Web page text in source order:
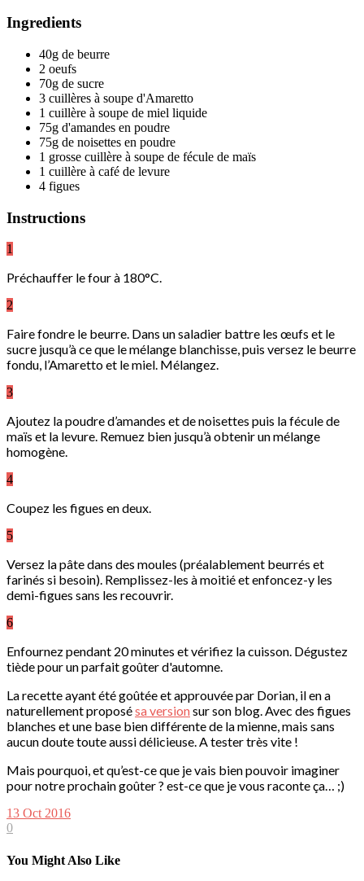
Ingredients
40g de beurre
2 oeufs
70g de sucre
3 cuillères à soupe d'Amaretto
1 cuillère à soupe de miel liquide
75g d'amandes en poudre
75g de noisettes en poudre
1 grosse cuillère à soupe de fécule de maïs
1 cuillère à café de levure
4 figues
Instructions
1
Préchauffer le four à 180°C.
2
Faire fondre le beurre. Dans un saladier battre les œufs et le
sucre jusqu’à ce que le mélange blanchisse, puis versez le beurre
fondu, l’Amaretto et le miel. Mélangez.
3
Ajoutez la poudre d’amandes et de noisettes puis la fécule de
maïs et la levure. Remuez bien jusqu’à obtenir un mélange
homogène.
4
Coupez les figues en deux.
5
Versez la pâte dans des moules (préalablement beurrés et
farinés si besoin). Remplissez-les à moitié et enfoncez-y les
demi-figues sans les recouvrir.
6
Enfournez pendant 20 minutes et vérifiez la cuisson. Dégustez
tiède pour un parfait goûter d'automne.
La recette ayant été goûtée et approuvée par Dorian, il en a
naturellement proposésa versionsur son blog. Avec des figues
blanches et une base bien différente de la mienne, mais sans
aucun doute toute aussi délicieuse. A tester très vite !
Mais pourquoi, et qu’est-ce que je vais bien pouvoir imaginer
pour notre prochain goûter ? est-ce que je vous raconte ça… ;)
13 Oct 2016
0
You Might Also Like